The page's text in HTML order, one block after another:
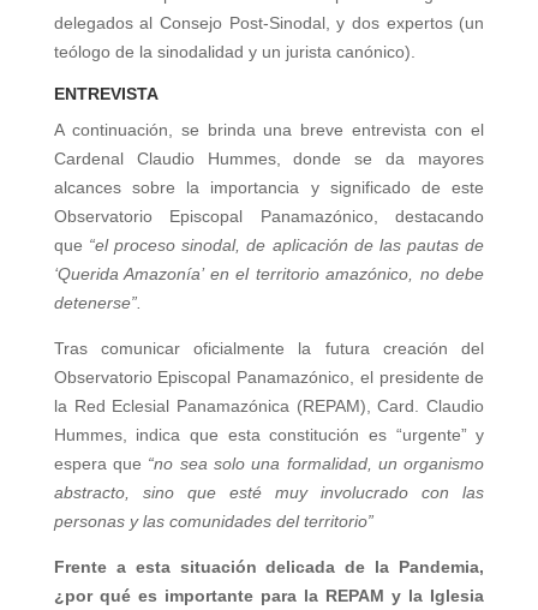
delegados al Consejo Post-Sinodal, y dos expertos (un
teólogo de la sinodalidad y un jurista canónico).
ENTREVISTA
A continuación, se brinda una breve entrevista con el
Cardenal Claudio Hummes, donde se da mayores
alcances sobre la importancia y significado de este
Observatorio Episcopal Panamazónico, destacando
que “el proceso sinodal, de aplicación de las pautas de
‘Querida Amazonía’ en el territorio amazónico, no debe
detenerse”.
Tras comunicar oficialmente la futura creación del
Observatorio Episcopal Panamazónico, el presidente de
la Red Eclesial Panamazónica (REPAM), Card. Claudio
Hummes, indica que esta constitución es “urgente” y
espera que “no sea solo una formalidad, un organismo
abstracto, sino que esté muy involucrado con las
personas y las comunidades del territorio”
Frente a esta situación delicada de la Pandemia,
¿por qué es importante para la REPAM y la Iglesia